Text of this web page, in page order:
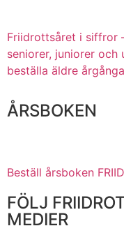
Friidrottsåret i siffror
seniorer, juniorer och
beställa äldre
ÅRSBOKEN
Beställ årsboken
FÖLJ
MEDIER